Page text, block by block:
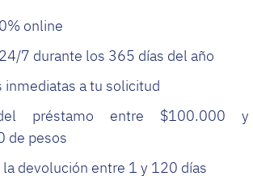
online
7 durante los 365 días del año
inmediatas a tu solicitud
préstamo entre $100.000 y
de pesos
la devolución entre 1 y 120 días